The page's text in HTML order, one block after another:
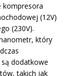
kompresora
(12V)
(230V).
który
dodatkowe
takich jak